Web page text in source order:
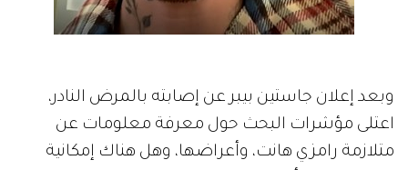
وبعد إعلان جاستين بيبر عن إصابته بالمرض النادر،
اعتلى مؤشرات البحث حول معرفة معلومات عن
متلازمة رامزي هانت، وأعراضها، وهل هناك إمكانية